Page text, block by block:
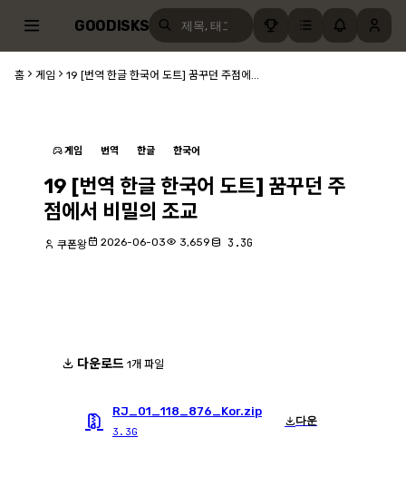
GOODISKS
홈 게임 19 [번역 한글 한국어 도트] 꿈꾸던 주점에...
게임 번역 한글 한국어
19 [번역 한글 한국어 도트] 꿈꾸던 주
점에서 비밀의 조교
쿠폰왕 2026-06-03 3,659 3.3G
다운로드 1개 파일
RJ_01_118_876_Kor.zip
3.3G
다운